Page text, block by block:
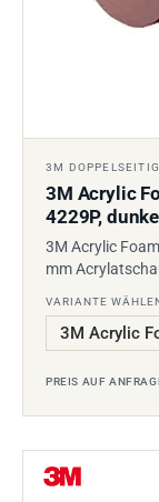
3M
3M Acrylic
4229P,
3M Acrylic
mm
VARIANTE
PREIS AUF